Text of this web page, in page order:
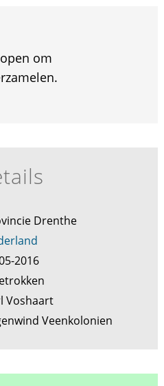
om
Drenthe
2016
Voshaart
Veenkolonien